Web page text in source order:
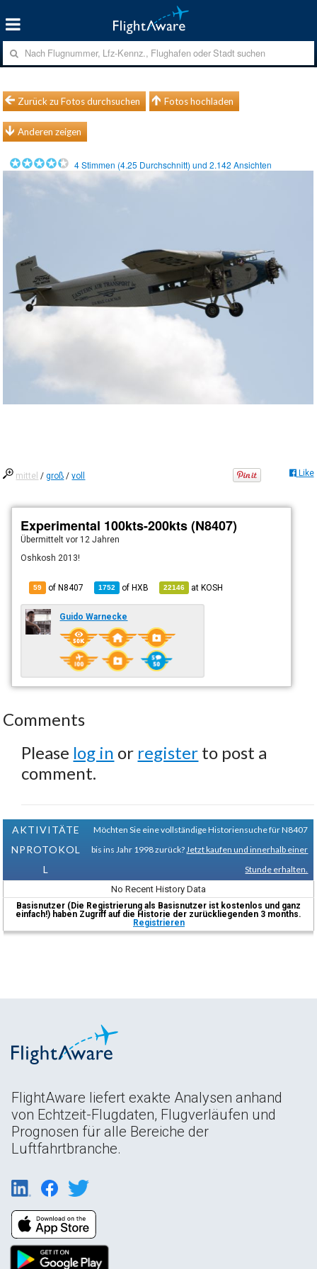
Zurück zu Fotos durchsuchen Fotos hochladen
Anderen zeigen
4Stimmen (4.25 Durchschnitt) und2.142 Ansichten
mittel /groß /voll Like
Experimental 100kts-200kts (N8407)
Übermitteltvor 12 Jahren
Oshkosh 2013!
59 of N8407 1752 ofHXB 22146 atKOSH
Guido Warnecke
Comments
Please log in or register to post a
comment.
AKTIVITÄTE
NPROTOKOL
L
Möchten Sie eine vollständige Historiensuche für N8407
bis ins Jahr 1998 zurück? Jetzt kaufen und innerhalb einer
Stunde erhalten.
No Recent History Data
Basisnutzer (Die Registrierung als Basisnutzer ist kostenlos und ganz
einfach!) haben Zugriff auf die Historie der zurückliegenden 3 months.
Registrieren
FlightAware liefert exakte Analysen anhand
von Echtzeit-Flugdaten, Flugverläufen und
Prognosen für alle Bereiche der
Luftfahrtbranche.